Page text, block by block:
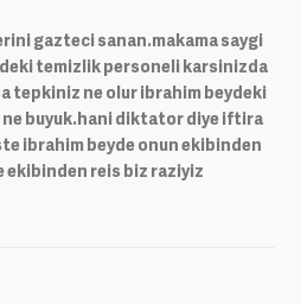
gazteci sanan.makama saygi
temizlik personeli karsinizda
tepkiniz ne olur ibrahim beydeki
buyuk.hani diktator diye iftira
ibrahim beyde onun ekibinden
ekibinden reis biz raziyiz